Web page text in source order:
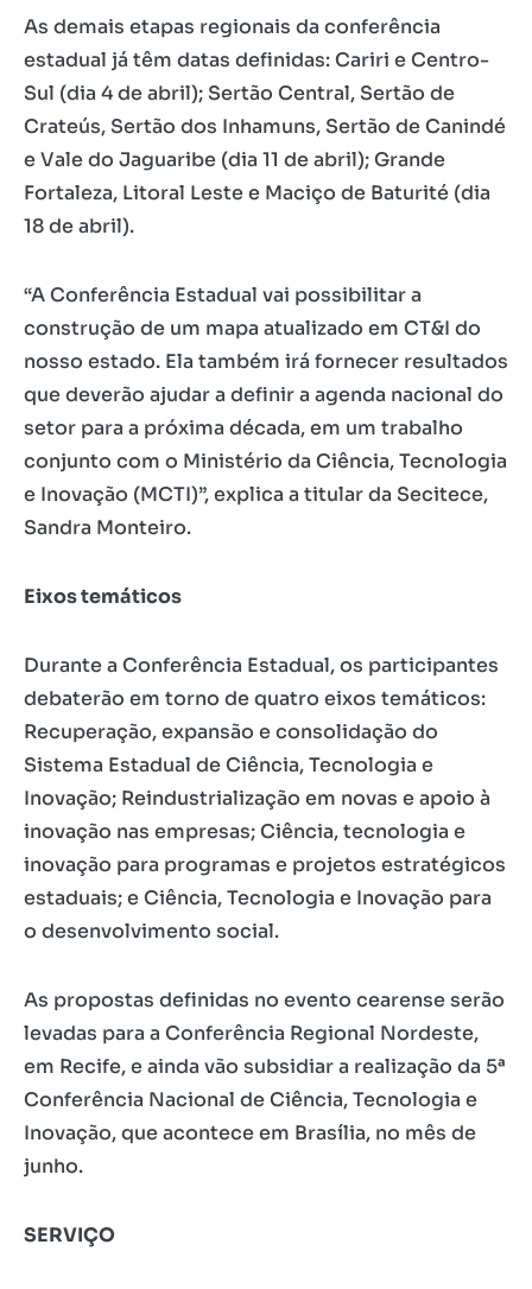
As demais etapas regionais da conferência
estadual já têm datas definidas: Cariri e Centro-
Sul (dia 4 de abril); Sertão Central, Sertão de
Crateús, Sertão dos Inhamuns, Sertão de Canindé
e Vale do Jaguaribe (dia 11 de abril); Grande
Fortaleza, Litoral Leste e Maciço de Baturité (dia
18 de abril).
“A Conferência Estadual vai possibilitar a
construção de um mapa atualizado em CT&I do
nosso estado. Ela também irá fornecer resultados
que deverão ajudar a definir a agenda nacional do
setor para a próxima década, em um trabalho
conjunto com o Ministério da Ciência, Tecnologia
e Inovação (MCTI)”, explica a titular da Secitece,
Sandra Monteiro.
Eixos temáticos
Durante a Conferência Estadual, os participantes
debaterão em torno de quatro eixos temáticos:
Recuperação, expansão e consolidação do
Sistema Estadual de Ciência, Tecnologia e
Inovação; Reindustrialização em novas e apoio à
inovação nas empresas; Ciência, tecnologia e
inovação para programas e projetos estratégicos
estaduais; e Ciência, Tecnologia e Inovação para
o desenvolvimento social.
As propostas definidas no evento cearense serão
levadas para a Conferência Regional Nordeste,
em Recife, e ainda vão subsidiar a realização da 5ª
Conferência Nacional de Ciência, Tecnologia e
Inovação, que acontece em Brasília, no mês de
junho.
SERVIÇO